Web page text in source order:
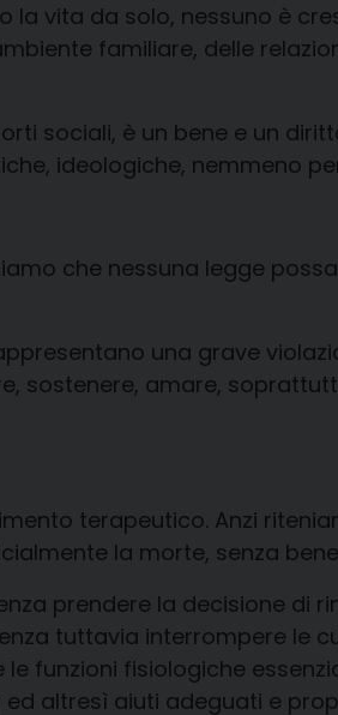
la vita da solo, nessuno è
familiare, delle
sociali, è un bene e un
ideologiche, nemmeno
che nessuna legge possa
una grave
sostenere, amare,
terapeutico. Anzi
la morte, senza
prendere la decisione di
tuttavia interrompere le
funzioni fisiologiche
altresì aiuti adeguati e